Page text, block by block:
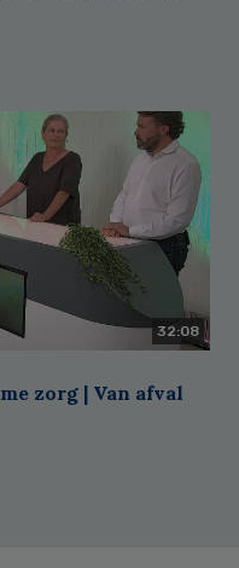
32:08
zorg | Van afval